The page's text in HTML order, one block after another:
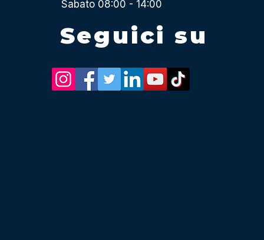
Sabato 08:00 - 14:00
Seguici su